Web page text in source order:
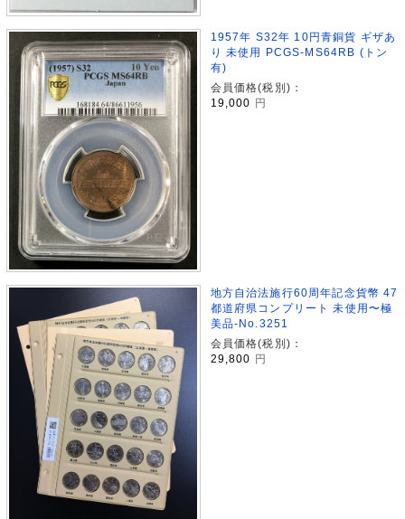
1957年 S32年 10円青銅貨 ギザあ
り 未使用 PCGS-MS64RB (トン
有)
会員価格(税別)：
19,000 円
地方自治法施行60周年記念貨幣 47
都道府県コンプリート 未使用〜極
美品-No.3251
会員価格(税別)：
29,800 円